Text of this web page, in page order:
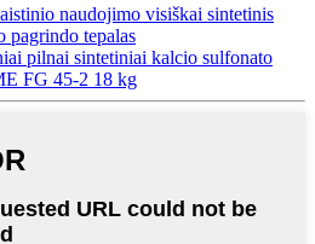
naudojimo visiškai sintetinis
pagrindo tepalas
pilnai sintetiniai kalcio sulfonato
FG 45-2 18 kg